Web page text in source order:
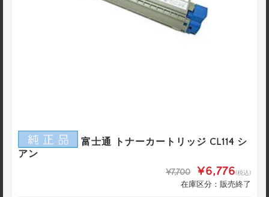
富士通 トナーカートリッジ CL114 シ
アン
¥7,700 ¥6,776(税込)
在庫区分：販売終了